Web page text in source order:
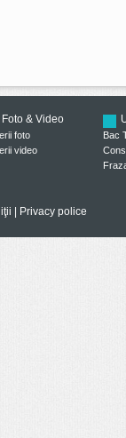
Foto & Video
foto
video
Bac
Privacy police